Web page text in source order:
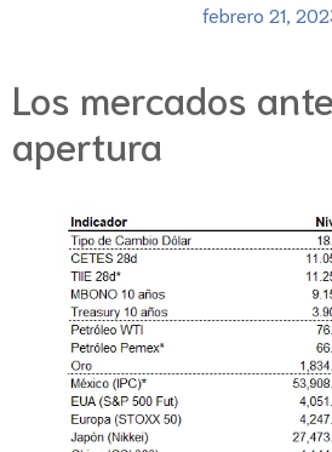
febrero 21,
Los mercados
apertura